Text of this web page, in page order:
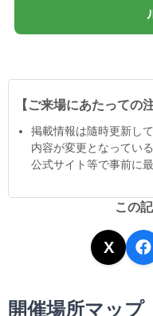
【ご来場にあたっての
掲載情報は隨時更新し
内容が変更となってい
公式サイト等で事前に
この
X
開催場所マップ